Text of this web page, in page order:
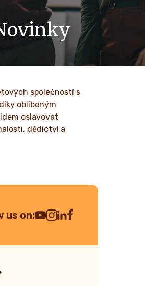
PŘEČTĚTE SI VÍCE
společností s
oblíbeným
oslavovat
dědictví a
us on: Youtube Channel
Instagram
LinkedIn
Facebook